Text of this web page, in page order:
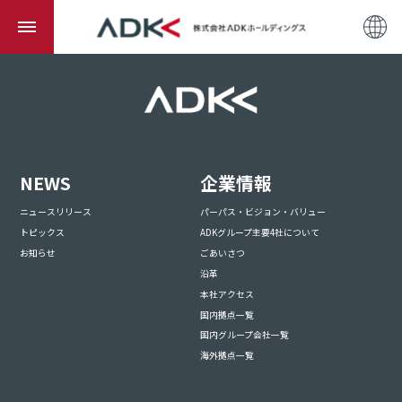
NEWS
ニュースリリース
トピックス
お知らせ
企業情報
パーパス・ビジョン・バリュー
ADKグループ主要4社について
ごあいさつ
沿革
本社アクセス
国内拠点一覧
国内グループ会社一覧
海外拠点一覧